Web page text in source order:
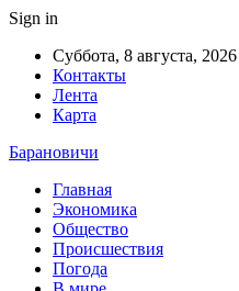
Sign in
Суббота, 8 августа, 2026
Контакты
Лента
Карта
Барановичи
Главная
Экономика
Общество
Происшествия
Погода